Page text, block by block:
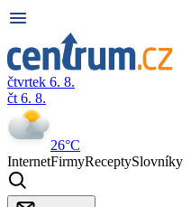
čtvrtek 6. 8.
čt 6. 8.
26°C
InternetFirmyReceptySlovníky